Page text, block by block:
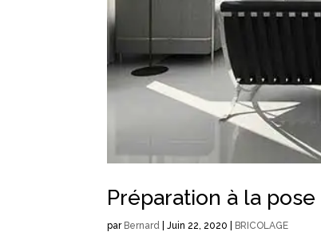
Préparation à la
par Bernard |Juin 22, 2020 BRICOLAGE